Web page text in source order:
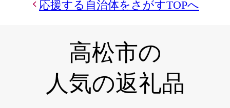
応援する自治体をさがすTOPへ
高松市の
人気の返礼品